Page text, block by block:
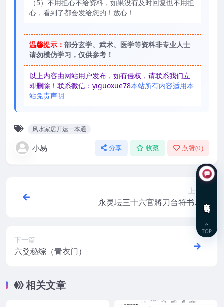
（5）不用担心不给资料，如果没有及时回复也不用担
心，看到了都会发给您的！放心！
温馨提示： 部分玄学、武术、医学等资料非专业人士
请勿模仿学习，仅供参考！
以上内容由网站用户发布，如有侵权，请联系我们立
即删除！联系微信：yiguoxue78本站所有内容适用本
站免责声明
风水家居开运一本通
小易 分享 收藏 点赞(0)
上一篇
永灵坛三十六官將刀台符书.pdf
下一篇
六爻秘综（青衣门）
相关文章
TOP